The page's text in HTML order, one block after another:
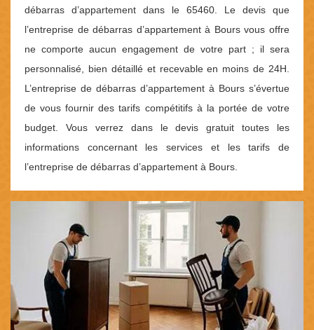
débarras d’appartement dans le 65460. Le devis que
l’entreprise de débarras d’appartement à Bours vous offre
ne comporte aucun engagement de votre part ; il sera
personnalisé, bien détaillé et recevable en moins de 24H.
L’entreprise de débarras d’appartement à Bours s’évertue
de vous fournir des tarifs compétitifs à la portée de votre
budget. Vous verrez dans le devis gratuit toutes les
informations concernant les services et les tarifs de
l’entreprise de débarras d’appartement à Bours.